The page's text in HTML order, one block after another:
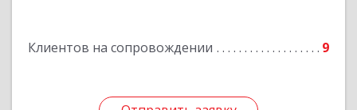
Клиентов на сопровождении 9